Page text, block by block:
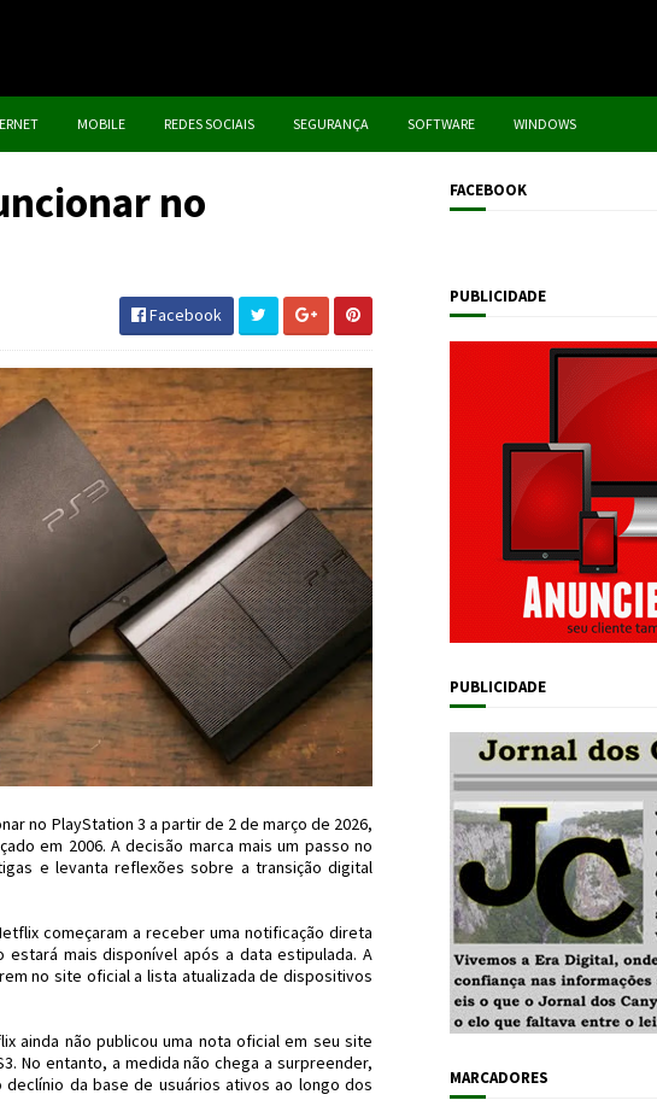
MOBILE REDES SOCIAIS SEGURANÇA SOFTWARE WINDOWS
no
Facebook
no PlayStation 3 a partir de 2 de março de 2026,
em 2006. A decisão marca mais um passo no
e levanta reflexões sobre a transição digital
começaram a receber uma notificação direta
mais disponível após a data estipulada. A
no site oficial a lista atualizada de dispositivos
ainda não publicou uma nota oficial em seu site
No entanto, a medida não chega a surpreender,
da base de usuários ativos ao longo dos
FACEBOOK
PUBLICIDADE
PUBLICIDADE
MARCADORES